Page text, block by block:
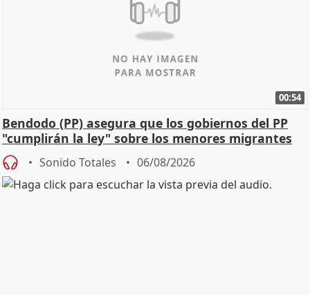
00:54
Bendodo (PP) asegura que los gobiernos del PP
"cumplirán la ley" sobre los menores migrantes
Sonido Totales 06/08/2026